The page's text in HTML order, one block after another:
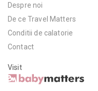
Despre noi
De ce Travel Matters
Conditii de calatorie
Contact
Visit